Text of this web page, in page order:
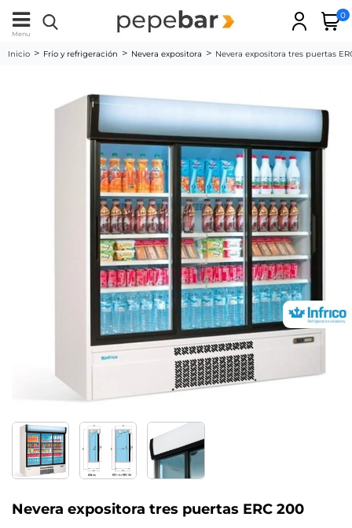
Menu
0
Inicio Frío y refrigeración Nevera expositora Nevera expositora tres puertas
Nevera expositora tres puertas ERC 200